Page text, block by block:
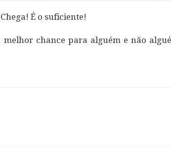
É o suficiente!
melhor chance para alguém e não